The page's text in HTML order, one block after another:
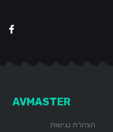
AVMASTER
הצהרת נגישות